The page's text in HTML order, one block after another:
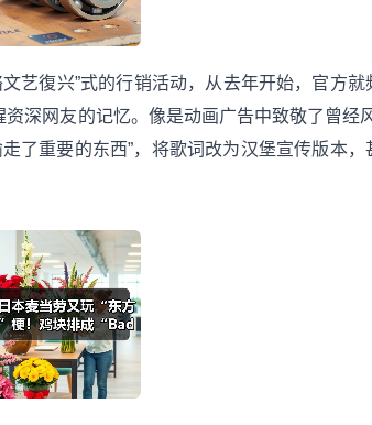
復兴”式的行销活动，从去年开始，官方就
深网友的记忆。像是动画广告中致敬了曾经
了重要的东西”，将歌词改为汉堡宣传版本，